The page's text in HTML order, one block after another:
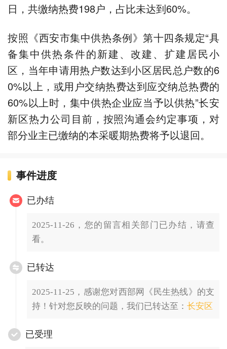
日，共缴纳热费198户，占比未达到60%。
按照《西安市集中供热条例》第十四条规定“具
备集中供热条件的新建、改建、扩建居民小
区，当年申请用热户数达到小区居民总户数的6
0%以上，或用户交纳热费达到应交纳总热费的
60%以上时，集中供热企业应当予以供热”长安
新区热力公司目前，按照沟通会约定事项，对
部分业主已缴纳的本采暖期热费将予以退回。
事件进度
已办结
2025-11-26，您的留言相关部门已办结，请查
看。
已转达
2025-11-25，感谢您对西部网《民生热线》的支
持！针对您反映的问题，我们已转达至： 长安区
已受理